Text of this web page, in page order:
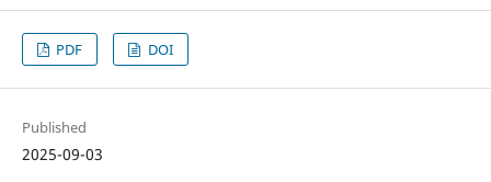
PDF DOI
Published
2025-09-03